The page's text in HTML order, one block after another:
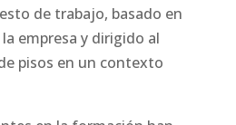
de trabajo, basado en
empresa y dirigido al
pisos en un contexto